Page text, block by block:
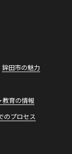
鉾田市の魅力
教育の情報
のプロセス